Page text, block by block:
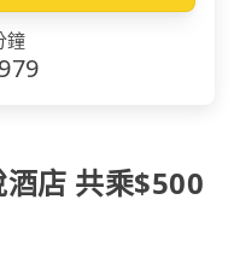
鐘
979
店 共乘$500